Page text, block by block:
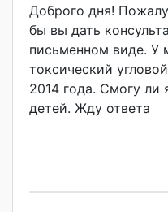
Доброго дня!
бы вы дать
письменном виде. У
токсический
2014 года. Смогу ли
детей. Жду ответа